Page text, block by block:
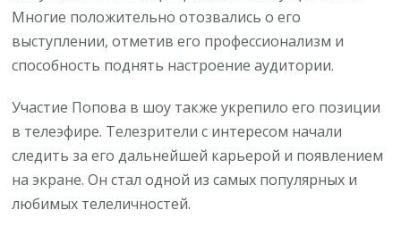
Многие положительно отозвались о его
выступлении, отметив его профессионализм и
способность поднять настроение аудитории.
Участие Попова в шоу также укрепило его позиции
в телеэфире. Телезрители с интересом начали
следить за его дальнейшей карьерой и появлением
на экране. Он стал одной из самых популярных и
любимых телеличностей.